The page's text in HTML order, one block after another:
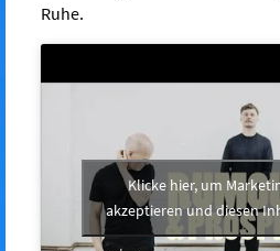
Ruhe.
Klicke hier, um
akzeptieren und diesen